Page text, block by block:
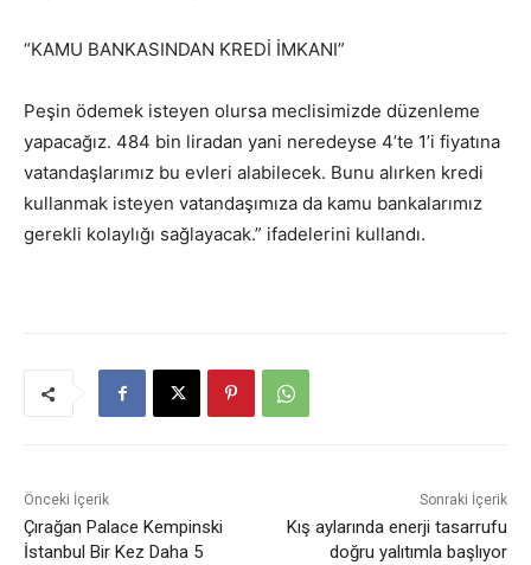
“KAMU BANKASINDAN KREDİ İMKANI”
Peşin ödemek isteyen olursa meclisimizde düzenleme
yapacağız. 484 bin liradan yani neredeyse 4’te 1’i fiyatına
vatandaşlarımız bu evleri alabilecek. Bunu alırken kredi
kullanmak isteyen vatandaşımıza da kamu bankalarımız
gerekli kolaylığı sağlayacak.” ifadelerini kullandı.
Önceki İçerik
Çırağan Palace Kempinski
İstanbul Bir Kez Daha 5
Sonraki İçerik
Kış aylarında enerji tasarrufu
doğru yalıtımla başlıyor